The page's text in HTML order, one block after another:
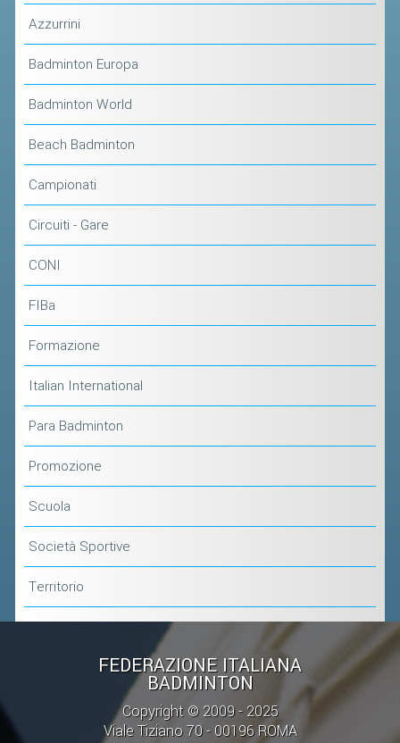
Azzurrini
Badminton Europa
Badminton World
Beach Badminton
Campionati
Circuiti - Gare
CONI
FIBa
Formazione
Italian International
Para Badminton
Promozione
Scuola
Società Sportive
Territorio
FEDERAZIONE ITALIANA
BADMINTON
Copyright © 2009 - 2025
Viale Tiziano 70 - 00196 ROMA